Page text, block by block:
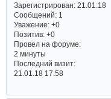
Зарегистрирован: 21.01.18
Сообщений:1
Уважение: +0
Позитив: +0
Провел на форуме:
2 минуты
Последний визит:
21.01.18 17:58